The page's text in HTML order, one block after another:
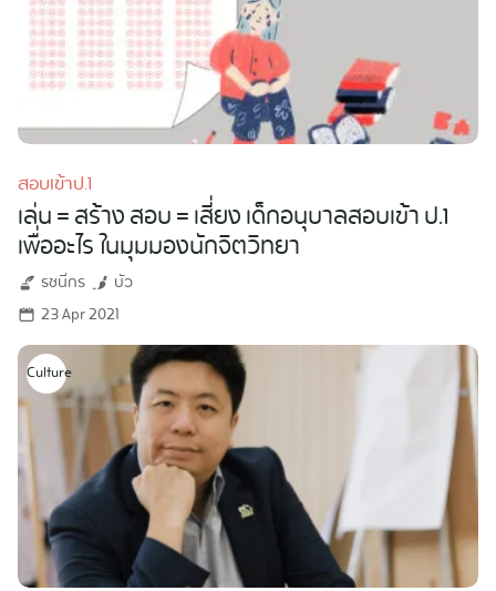
สอบเข้าป.1
เล่น = สร้าง สอบ = เสี่ยง เด็กอนุบาลสอบเข้า ป.1
เพื่ออะไร ในมุมมองนักจิตวิทยา
รชนีกร
บัว
23 Apr 2021
Culture